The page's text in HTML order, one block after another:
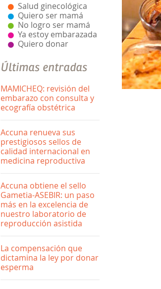
Salud ginecológica
Quiero ser mamá
No logro ser mamá
Ya estoy embarazada
Quiero donar
Últimas entradas
MAMICHEQ: revisión del
embarazo con consulta y
ecografía obstétrica
Accuna renueva sus
prestigiosos sellos de
calidad internacional en
medicina reproductiva
Accuna obtiene el sello
Gametia-ASEBIR: un paso
más en la excelencia de
nuestro laboratorio de
reproducción asistida
La compensación que
dictamina la ley por donar
esperma